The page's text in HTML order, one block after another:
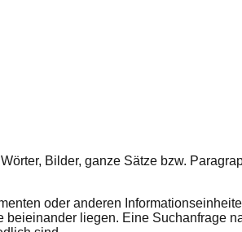
Bilder, ganze Sätze bzw.
oder anderen
liegen. Eine Suchanfrage